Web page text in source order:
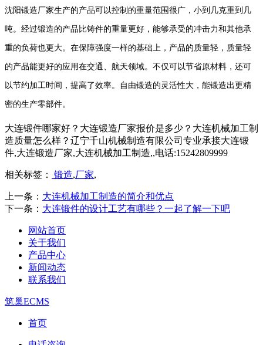
沈阳锻造厂家生产的产品可以控制的重量范围很广，小到几克重到几
吨。经过锻造的产品比铸件的重量更好，能够承受的冲击力和其他承
重的负荷也更大。在保障强度一样的基础上，产品的质量轻，质量轻
的产品能更好的应用在交通、航天领域。不仅可以节省原材料，还可
以节约加工时间，提高了效率。自由锻造的灵活性大，能锻造出更精
密的生产零部件。
大连锻件哪家好？大连锻造厂家报价是多少？大连机械加工制
造质量怎么样？辽宁千山机械制造有限公司专业承接大连锻
件,大连锻造厂家,大连机械加工制造,,电话:15242809999
相关标签： 锻造,厂家,
上一条： 大连机械加工制造的简介和优点
下一条： 大连锻件的设计工艺有哪些？一起了解一下吧
网站首页
关于我们
产品中心
新闻动态
联系我们
筑巢ECMS
首页